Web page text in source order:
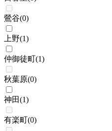
鶯谷(0)
上野(1)
仲御徒町(1)
秋葉原(0)
神田(1)
有楽町(0)